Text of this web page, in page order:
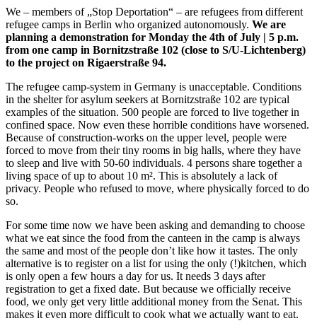
We – members of „Stop Deportation“ – are refugees from different
refugee camps in Berlin who organized autonomously. We are
planning a demonstration for Monday the 4th of July | 5 p.m.
from one camp in Bornitzstraße 102 (close to S/U-Lichtenberg)
to the project on Rigaerstraße 94.
The refugee camp-system in Germany is unacceptable. Conditions
in the shelter for asylum seekers at Bornitzstraße 102 are typical
examples of the situation. 500 people are forced to live together in
confined space. Now even these horrible conditions have worsened.
Because of construction-works on the upper level, people were
forced to move from their tiny rooms in big halls, where they have
to sleep and live with 50-60 individuals. 4 persons share together a
living space of up to about 10 m². This is absolutely a lack of
privacy. People who refused to move, where physically forced to do
so.
For some time now we have been asking and demanding to choose
what we eat since the food from the canteen in the camp is always
the same and most of the people don’t like how it tastes. The only
alternative is to register on a list for using the only (!)kitchen, which
is only open a few hours a day for us. It needs 3 days after
registration to get a fixed date. But because we officially receive
food, we only get very little additional money from the Senat. This
makes it even more difficult to cook what we actually want to eat.